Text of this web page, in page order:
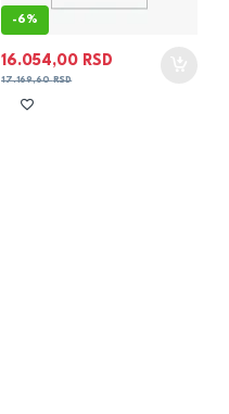
-6%
16.054,00 RSD
17.169,60RSD